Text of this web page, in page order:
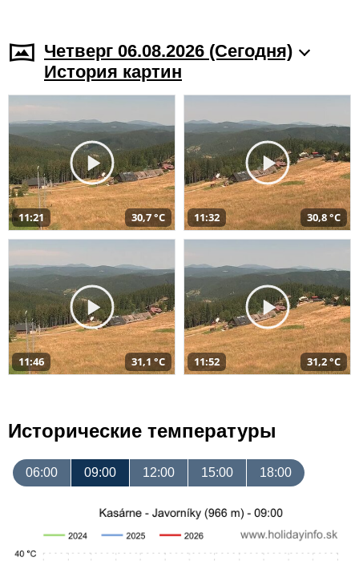
Четверг 06.08.2026 (Cегодня)
История картин
11:21 30,7 °C 11:32 30,8 °C
11:46 31,1 °C 11:52 31,2 °C
Исторические температуры
06:00 09:00 12:00 15:00 18:00